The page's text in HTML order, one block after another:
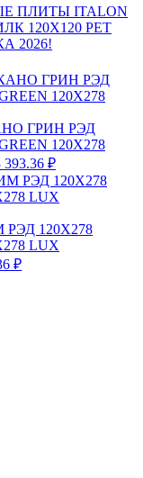
ПЛИТЫ ITALON
120Х120 РЕТ
2026!
ГРИН РЭД
120X278
393.36 ₽
120X278
LUX
₽